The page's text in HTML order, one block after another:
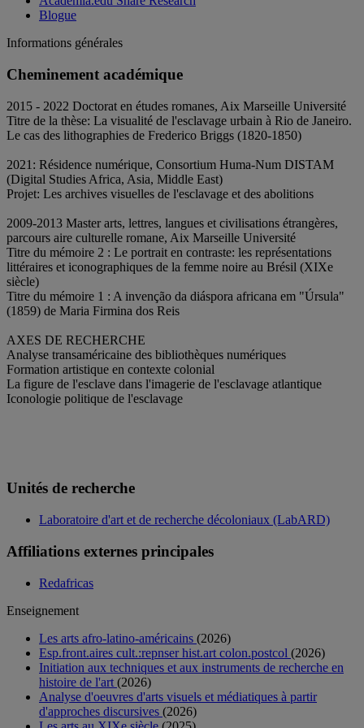
Blogue
Informations générales
Cheminement académique
2015 - 2022 Doctorat en études romanes, Aix Marseille Université
Titre de la thèse: La visualité de l'esclavage urbain à Rio de Janeiro.
Le cas des lithographies de Frederico Briggs (1820-1850)
2021: Résidence numérique, Consortium Huma-Num DISTAM
(Digital Studies Africa, Asia, Middle East)
Projet: Les archives visuelles de l'esclavage et des abolitions
2009-2013 Master arts, lettres, langues et civilisations étrangères,
parcours aire culturelle romane, Aix Marseille Université
Titre du mémoire 2 : Le portrait en contraste: les représentations
littéraires et iconographiques de la femme noire au Brésil (XIXe
siècle)
Titre du mémoire 1 : A invenção da diáspora africana em "Úrsula"
(1859) de Maria Firmina dos Reis
AXES DE RECHERCHE
Analyse transaméricaine des bibliothèques numériques
Formation artistique en contexte colonial
La figure de l'esclave dans l'imagerie de l'esclavage atlantique
Iconologie politique de l'esclavage
Unités de recherche
Laboratoire d'art et de recherche décoloniaux (LabARD)
Affiliations externes principales
Redafricas
Enseignement
Les arts afro-latino-américains (2026)
Esp.front.aires cult.:repnser hist.art colon.postcol (2026)
Initiation aux techniques et aux instruments de recherche en
histoire de l'art (2026)
Analyse d'oeuvres d'arts visuels et médiatiques à partir
d'approches discursives (2026)